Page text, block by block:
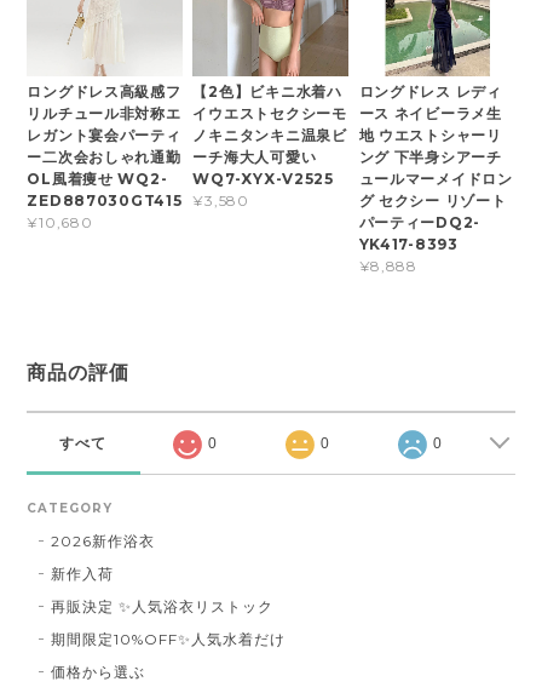
ロングドレス高級感フ
リルチュール非対称エ
レガント宴会パーティ
ー二次会おしゃれ通勤
OL風着痩せ WQ2-
ZED887030GT415
¥10,680
【2色】ビキニ水着ハ
イウエストセクシーモ
ノキニタンキニ温泉ビ
ーチ海大人可愛い
WQ7-XYX-V2525
¥3,580
ロングドレス レディ
ース ネイビーラメ生
地 ウエストシャーリ
ング 下半身シアーチ
ュールマーメイドロン
グ セクシー リゾート
パーティーDQ2-
YK417-8393
¥8,888
商品の評価
すべて 0 0 0
CATEGORY
2026新作浴衣
新作入荷
再販決定 ✨人気浴衣リストック
期間限定10%OFF✨人気水着だけ
価格から選ぶ